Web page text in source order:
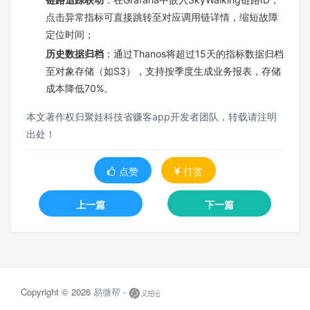
点击异常指标可直接跳转至对应调用链详情，缩短故障
定位时间；
历史数据归档 ：通过Thanos将超过15天的指标数据归档
至对象存储（如S3），支持按季度生成业务报表，存储
成本降低70%。
本文著作权归聚娃科技省赚客app开发者团队，转载请注明
出处！
点赞 打赏
上一篇 下一篇
Copyright © 2026 易微帮 -